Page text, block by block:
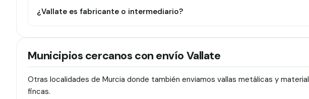
¿Vallate es fabricante o intermediario?
Municipios cercanos con envío Vallate
Otras localidades de Murcia donde también enviamos vallas metálicas y
fincas.